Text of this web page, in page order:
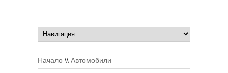
Начало \\ Автомобили